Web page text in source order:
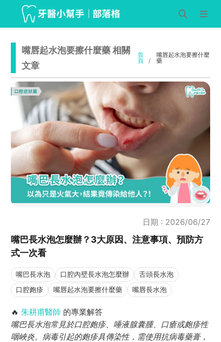
嘴唇起水泡要擦什麼藥 相關
文章
首
頁
嘴唇起水泡要擦什麼
藥
日期 : 2026/06/27
嘴巴長水泡怎麼辦？3大原因、注意事項、預防方
式一次看
嘴巴長水泡 口腔內壁長水泡怎麼辦
舌頭長水泡
口腔皰疹
嘴唇起水泡要擦什麼藥 嘴唇長水泡
🔥 朱耕甫醫師 的專業解答
嘴巴長水泡常見於口腔皰疹、唾液腺囊腫、口瘡或皰疹性
咽峽炎。病毒引起的皰疹具傳染性，需使用抗病毒藥膏，